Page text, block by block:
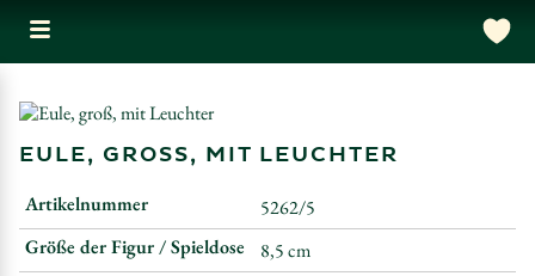
EULE, GROSS, MIT LEUCHTER
Artikelnummer
5262/5
Größe der Figur / Spieldose
8,5 cm